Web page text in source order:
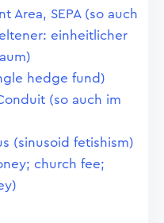
Area, SEPA (so auch
einheitlicher
hedge fund)
(so auch im
(sinusoid fetishism)
church fee;